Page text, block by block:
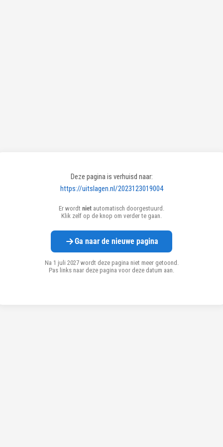
Deze pagina is verhuisd naar:
https://uitslagen.nl/2023123019004
Er wordt niet automatisch doorgestuurd.
Klik zelf op de knop om verder te gaan.
Ga naar de nieuwe pagina
Na 1 juli 2027 wordt deze pagina niet meer getoond.
Pas links naar deze pagina voor deze datum aan.